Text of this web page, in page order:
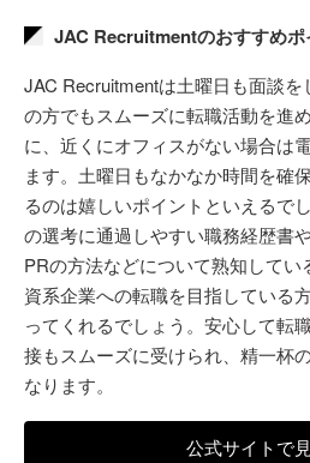
JAC Recruitmentのおすすめポ
JAC Recruitmentは土曜日も面談
の方でもスムーズに転職活動を進
に、近くにオフィスがない場合は
ます。土曜日もなかなか時間を確
るのは嬉しいポイントといえるで
の選考に通過しやすい職務経歴書
PRの方法などについて熟知して
資系企業への転職を目指している
ってくれるでしょう。安心して転
接もスムーズに受けられ、精一杯
なります。
公式サイトで